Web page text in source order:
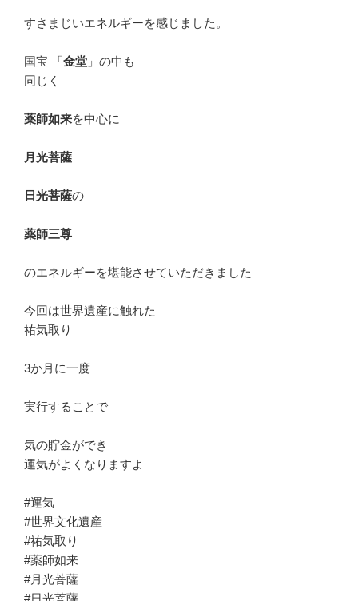
すさまじいエネルギーを感じました。
国宝 「金堂 」の中も
同じく
薬師如来を中心に
月光菩薩
日光菩薩の
薬師三尊
のエネルギーを堪能させていただきました
今回は世界遺産に触れた
祐気取り
3か月に一度
実行することで
気の貯金ができ
運気がよくなりますよ
#運気
#世界文化遺産
#祐気取り
#薬師如来
#月光菩薩